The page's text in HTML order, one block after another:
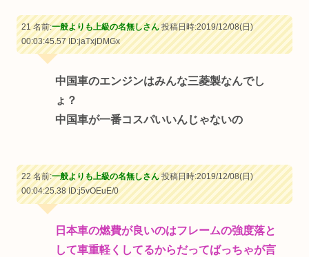
21 名前:一般よりも上級の名無しさん投稿日時:2019/12/08(日)
00:03:45.57ID:jaTxjDMGx
中国車のエンジンはみんな三菱製なんでし
ょ？
中国車が一番コスパいいんじゃないの
22 名前:一般よりも上級の名無しさん投稿日時:2019/12/08(日)
00:04:25.38ID:j5vOEuE/0
日本車の燃費が良いのはフレームの強度落と
して車重軽くしてるからだってばっちゃが言